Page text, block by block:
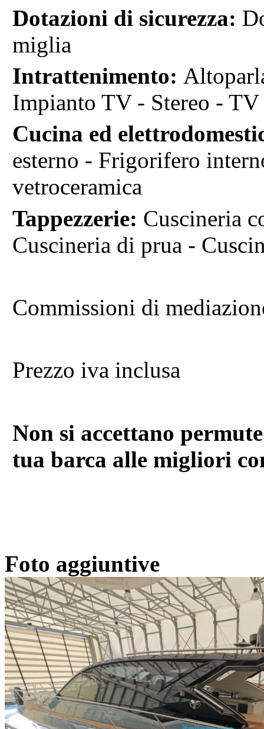
Dotazioni di sicurezza:
miglia
Intrattenimento:
Impianto TV - Stereo - TV
Cucina ed
esterno - Frigorifero
vetroceramica
Tappezzerie: Cuscineria
Cuscineria di prua -
Commissioni di
Prezzo iva inclusa
Non si accettano
tua barca alle migliori
Foto aggiuntive